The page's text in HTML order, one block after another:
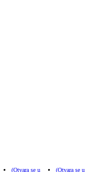
(Otvara se u (Otvara se u